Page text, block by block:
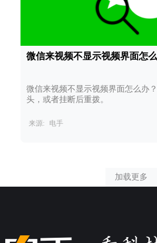
微信来视频不显示视频界面怎
微信来视频不显示视频界面怎么办
头，或者挂断后重拨。
来源: 电手
加载更多